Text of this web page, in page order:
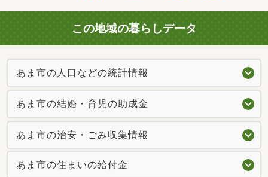
この地域の暮らしデータ
あま市の人口などの統計情報
あま市の結婚・育児の助成金
あま市の治安・ごみ収集情報
あま市の住まいの給付金